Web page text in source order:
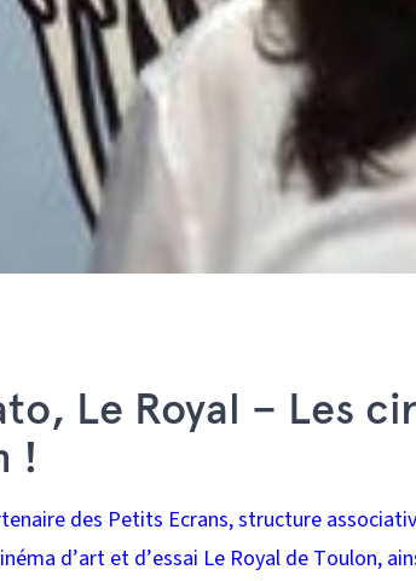
Le Royal – Les
!
des Petits Ecrans, structure
d’art et d’essai Le Royal de Toulon,